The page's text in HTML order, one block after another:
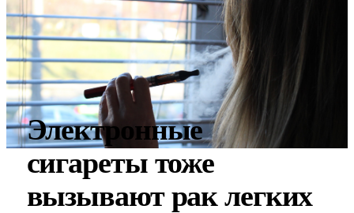
Электронные
сигареты тоже
вызывают рак легких